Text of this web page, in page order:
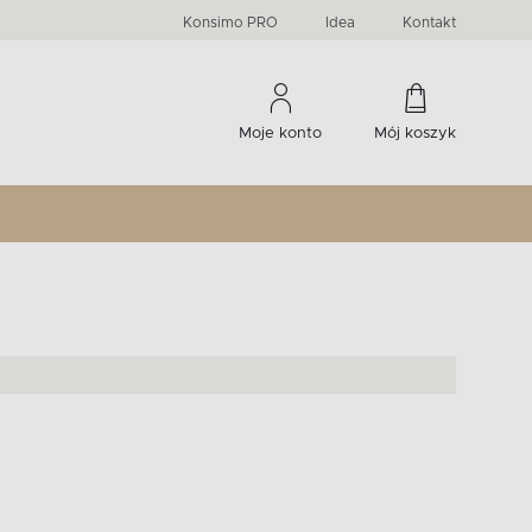
Konsimo PRO Idea Kontakt
Moje konto Mój koszyk
Komody, szafki RTV, witryny...
-33 %
Liczba produktów:60
Liczba produktów:274